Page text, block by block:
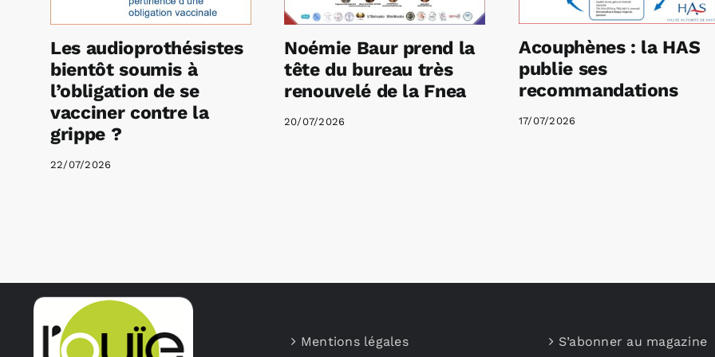
Les audioprothésistes
bientôt soumis à
l’obligation de se
vacciner contre la
grippe ?
22/07/2026
Noémie Baur prend la
tête du bureau très
renouvelé de la Fnea
20/07/2026
Acouphènes : la HAS
publie ses
recommandations
17/07/2026
Mentions légales S’abonner au magazine